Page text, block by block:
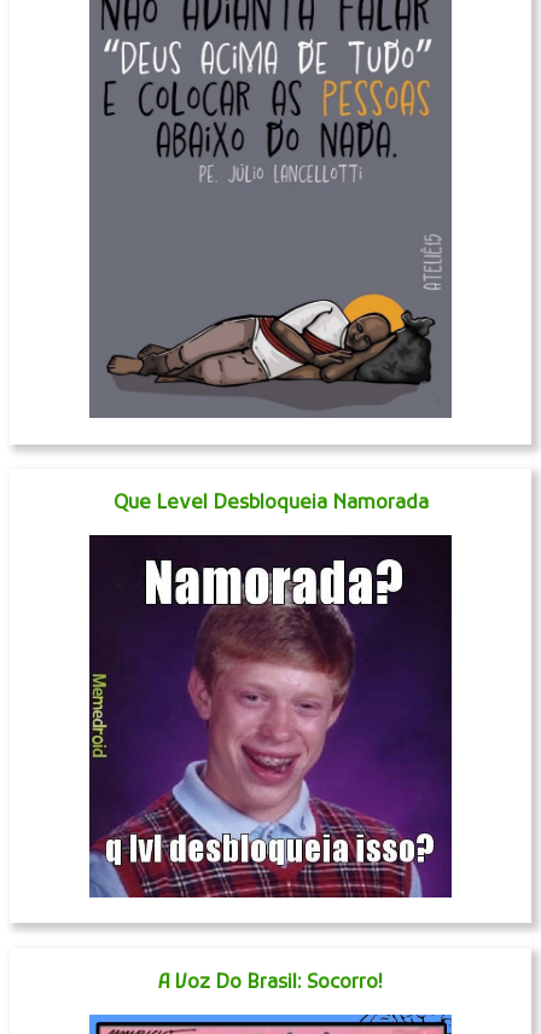
Que Level Desbloqueia Namorada
A Voz Do Brasil: Socorro!